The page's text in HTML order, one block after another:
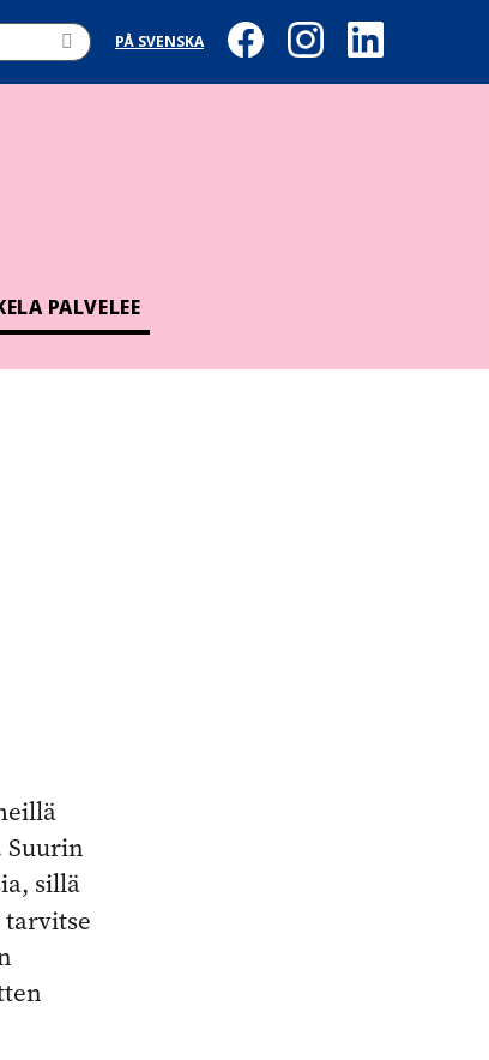
PÅ SVENSKA
PALVELEE
Suurin
sillä
tarvitse